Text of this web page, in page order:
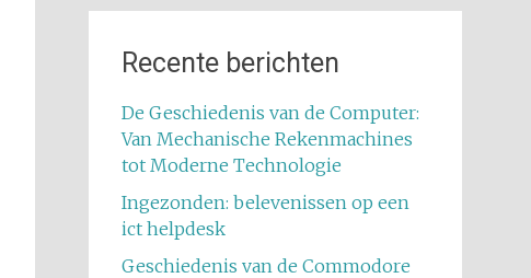
Recente berichten
De Geschiedenis van de Computer:
Van Mechanische Rekenmachines
tot Moderne Technologie
Ingezonden: belevenissen op een
ict helpdesk
Geschiedenis van de Commodore